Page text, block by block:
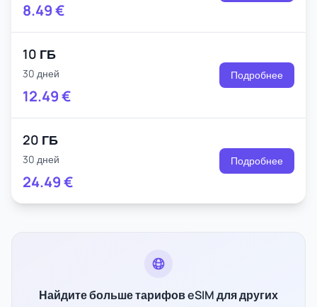
8.49€
10 ГБ
30 дней
12.49€
Подробнее
20 ГБ
30 дней
24.49€
Подробнее
Найдите больше тарифов eSIM для других